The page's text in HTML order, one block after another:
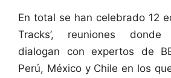
En total se han celebrado 12
Tracks’, reuniones donde
dialogan con expertos de
Perú, México y Chile en los